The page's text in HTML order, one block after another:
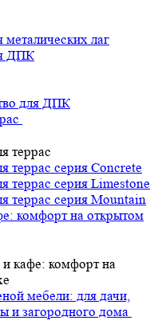
лаг
ДПК
для ДПК
террас
террас серия Concrete
террас серия Limestone
террас серия Mountain
комфорт на открытом
кафе: комфорт на
мебели: для дачи,
и загородного дома